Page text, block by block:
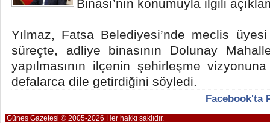
Binası’nın konumuyla ilgili
Yılmaz, Fatsa Belediyesi’nde meclis
süreçte, adliye binasının Dolunay
yapılmasının ilçenin şehirleşme
defalarca dile getirdiğini söyledi.
Facebook'ta
Güneş Gazetesi © 2005-2026 Her hakkı saklıdır.